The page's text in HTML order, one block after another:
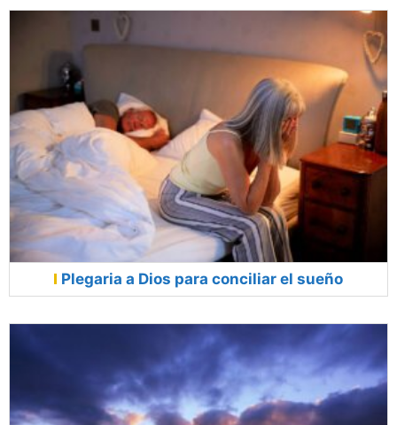
Plegaria a Dios para conciliar el sueño